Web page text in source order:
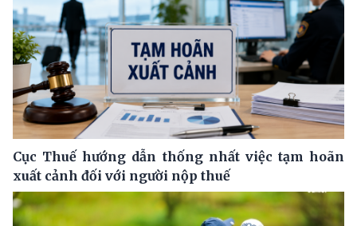
Cục Thuế hướng dẫn thống nhất việc tạm hoãn
xuất cảnh đối với người nộp thuế